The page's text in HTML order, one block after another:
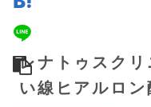
レナトゥスク
い線ヒアルロン